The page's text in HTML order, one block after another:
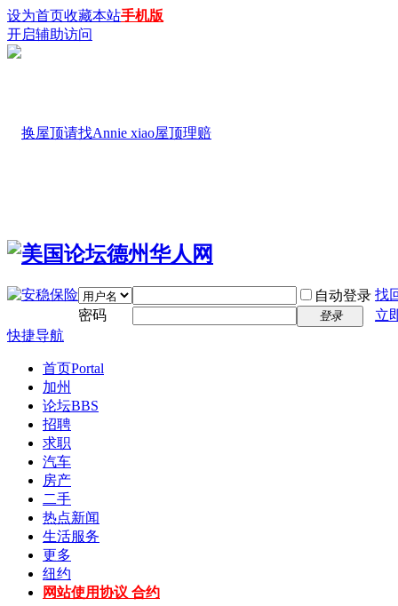
设为首页收藏本站手机版
开启辅助访问
自动登录 找
密码
登录
立
快捷导航
首页Portal
加州
论坛BBS
招聘
求职
汽车
房产
二手
热点新闻
生活服务
更多
纽约
网站使用协议 合约